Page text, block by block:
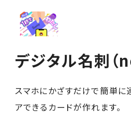
デジタル名刺（
スマホにかざすだけで簡単に
アできるカードが作れます。